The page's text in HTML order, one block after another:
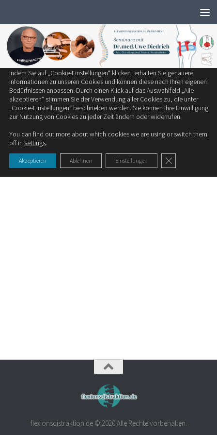
SCHLAGWÖRTER:SCHLAFPOSITION
KINDER
In welcher Position sollte ein Säugling
schlafen?
Die richtige Schlafposition: Der Frage, in welcher Position ein
Säugling schlafen sollte, wurde...
flexionsdistraktion.de © 2020 Alle Rechte vorbehalten.
Wir verwenden ausschließlich notwendige Cookies, um die bestmögliche
Zum Einsatz kommen auf unserer Seite:
Technisch notwendige Cookies
Statistik-Cookies
Cookies von Drittanbietern
Indem Sie auf „Cookie-Einstellungen“ klicken, erhalten Sie genauere
Informationen zu unseren Cookies und können diese nach Ihren eigenen
Bedürfnissen anpassen. Durch einen Klick auf das Auswahlfeld „Alle
akzeptieren“ stimmen Sie der Verwendung aller Cookies zu, die unter
„Cookie-Einstellungen“ beschrieben werden. Sie können Ihre Einwilligung
zur Nutzung von Cookies zu jeder Zeit ändern oder widerrufen.
You can find out more about which cookies we are using or switch them
off in settings.
Akzeptieren Ablehnen Einstellungen GDPR Cookie-